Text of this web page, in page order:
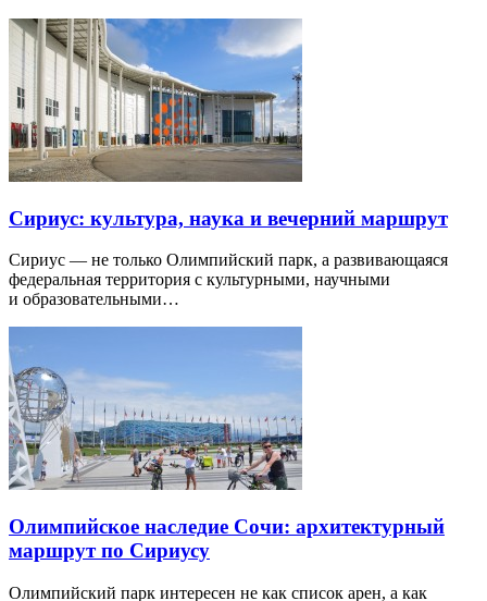
Сириус: культура, наука и вечерний маршрут
Сириус — не только Олимпийский парк, а развивающаяся
федеральная территория с культурными, научными
и образовательными…
Олимпийское наследие Сочи: архитектурный
маршрут по Сириусу
Олимпийский парк интересен не как список арен, а как